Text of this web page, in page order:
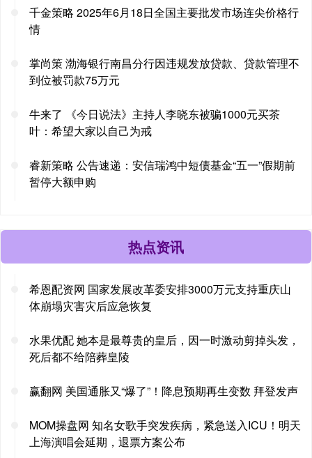
千金策略 2025年6月18日全国主要批发市场连尖价格行
情
掌尚策 渤海银行南昌分行因违规发放贷款、贷款管理不
到位被罚款75万元
牛来了 《今日说法》主持人李晓东被骗1000元买茶
叶：希望大家以自己为戒
睿新策略 公告速递：安信瑞鸿中短债基金“五一”假期前
暂停大额申购
热点资讯
希恩配资网 国家发展改革委安排3000万元支持重庆山
体崩塌灾害灾后应急恢复
水果优配 她本是最尊贵的皇后，因一时激动剪掉头发，
死后都不给陪葬皇陵
赢翻网 美国通胀又“爆了”！降息预期再生变数 拜登发声
MOM操盘网 知名女歌手突发疾病，紧急送入ICU！明天
上海演唱会延期，退票方案公布